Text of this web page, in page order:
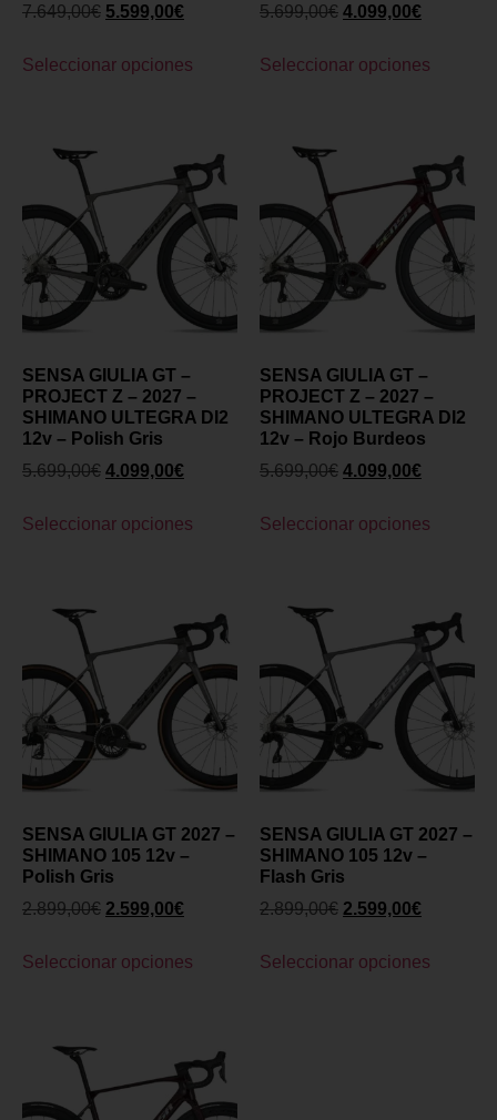
7.649,00€ 5.599,00€
Seleccionar opciones
5.699,00€ 4.099,00€
Seleccionar opciones
SENSA GIULIA GT –
PROJECT Z – 2027 –
SHIMANO ULTEGRA DI2
12v – Polish Gris
5.699,00€ 4.099,00€
Seleccionar opciones
SENSA GIULIA GT –
PROJECT Z – 2027 –
SHIMANO ULTEGRA DI2
12v – Rojo Burdeos
5.699,00€ 4.099,00€
Seleccionar opciones
SENSA GIULIA GT 2027 –
SHIMANO 105 12v –
Polish Gris
2.899,00€ 2.599,00€
Seleccionar opciones
SENSA GIULIA GT 2027 –
SHIMANO 105 12v –
Flash Gris
2.899,00€ 2.599,00€
Seleccionar opciones